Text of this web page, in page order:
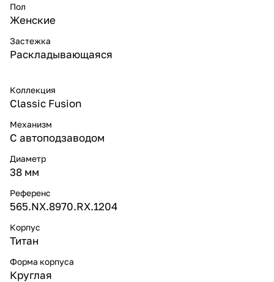
Пол
Женские
Застежка
Раскладывающаяся
Коллекция
Classic Fusion
Механизм
С автоподзаводом
Диаметр
38 мм
Референс
565.NX.8970.RX.1204
Корпус
Титан
Форма корпуса
Круглая